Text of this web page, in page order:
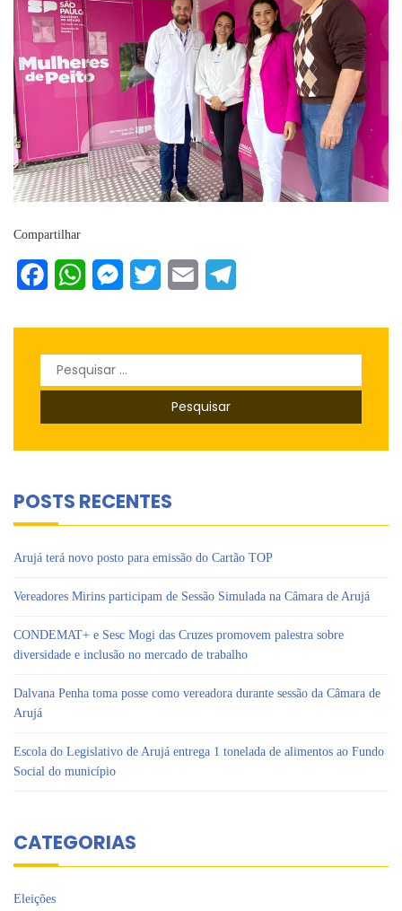
Compartilhar
FacebookWhatsAppMessenger
Twitter Email
Pesquisar
por:
POSTS RECENTES
Arujá terá novo posto para emissão do Cartão TOP
Vereadores Mirins participam de Sessão Simulada na Câmara de Arujá
CONDEMAT+ e Sesc Mogi das Cruzes promovem palestra sobre
diversidade e inclusão no mercado de trabalho
Dalvana Penha toma posse como vereadora durante sessão da Câmara de
Arujá
Escola do Legislativo de Arujá entrega 1 tonelada de alimentos ao Fundo
Social do município
CATEGORIAS
Eleições